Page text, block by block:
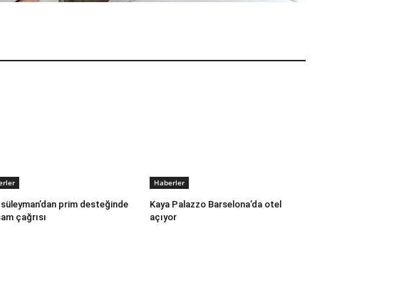
prim desteğinde
çağrısı
Haberler
Kaya Palazzo Barselona’da otel
açıyor